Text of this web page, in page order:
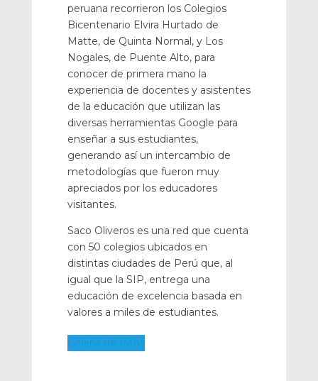
peruana recorrieron los Colegios
Bicentenario Elvira Hurtado de
Matte, de Quinta Normal, y Los
Nogales, de Puente Alto, para
conocer de primera mano la
experiencia de docentes y asistentes
de la educación que utilizan las
diversas herramientas Google para
enseñar a sus estudiantes,
generando así un intercambio de
metodologías que fueron muy
apreciados por los educadores
visitantes.
Saco Oliveros es una red que cuenta
con 50 colegios ubicados en
distintas ciudades de Perú que, al
igual que la SIP, entrega una
educación de excelencia basada en
valores a miles de estudiantes.
Galería de fotos